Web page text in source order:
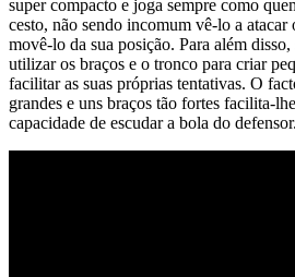
super compacto e joga sempre como
cesto, não sendo incomum vê-lo a atacar
movê-lo da sua posição. Para além
utilizar os braços e o tronco para criar
facilitar as suas próprias tentativas. O
grandes e uns braços tão fortes facilita-
capacidade de escudar a bola do defensor.